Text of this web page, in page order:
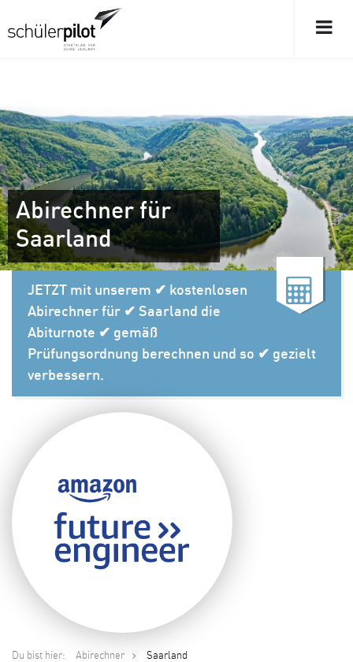
Abirechner für
Saarland
JETZT mit unserem ✔ kostenlosen
Abirechner für ✔ Saarland die
Abiturnote ✔ gemäß
Prüfungsordnung berechnen und so ✔ gezielt
verbessern.
Du bist hier: Abirechner Saarland